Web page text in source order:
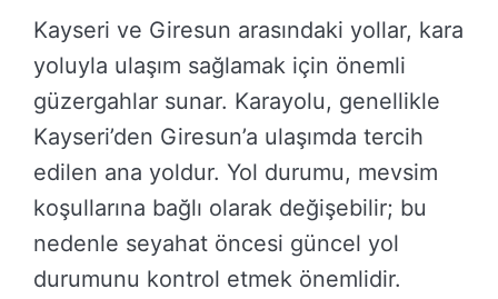
Kayseri ve Giresun arasındaki yollar, kara
yoluyla ulaşım sağlamak için önemli
güzergahlar sunar. Karayolu, genellikle
Kayseri’den Giresun’a ulaşımda tercih
edilen ana yoldur. Yol durumu, mevsim
koşullarına bağlı olarak değişebilir; bu
nedenle seyahat öncesi güncel yol
durumunu kontrol etmek önemlidir.